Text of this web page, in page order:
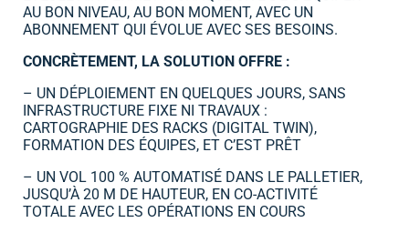
AU BON NIVEAU, AU BON MOMENT, AVEC UN
ABONNEMENT QUI ÉVOLUE AVEC SES BESOINS.
CONCRÈTEMENT, LA SOLUTION OFFRE :
– UN DÉPLOIEMENT EN QUELQUES JOURS, SANS
INFRASTRUCTURE FIXE NI TRAVAUX :
CARTOGRAPHIE DES RACKS (DIGITAL TWIN),
FORMATION DES ÉQUIPES, ET C’EST PRÊT
– UN VOL 100 % AUTOMATISÉ DANS LE PALLETIER,
JUSQU’À 20 M DE HAUTEUR, EN CO-ACTIVITÉ
TOTALE AVEC LES OPÉRATIONS EN COURS